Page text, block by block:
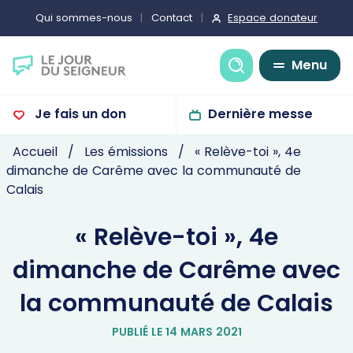
Qui sommes-nous Contact Espace donateur
Recherche
Menu
Je fais un don Dernière messe
Accueil Les émissions
« Relève-toi », 4e
dimanche de Carême avec la communauté de
Calais
« Relève-toi », 4e
dimanche de Carême avec
la communauté de Calais
PUBLIÉ LE 14 MARS 2021